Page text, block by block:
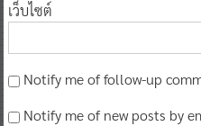
เว็บไซต์
Notify me of follow-up
Notify me of new posts by